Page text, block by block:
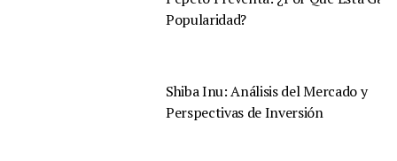
Popularidad?
Shiba Inu: Análisis del Mercado y
Perspectivas de Inversión